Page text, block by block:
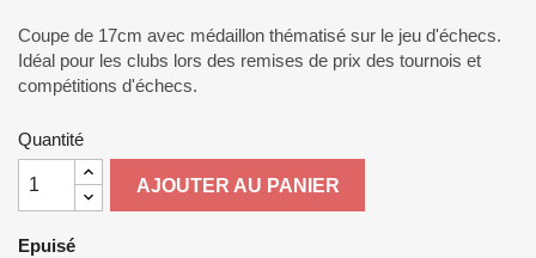
Coupe de 17cm avec médaillon thématisé sur le jeu d'échecs.
Idéal pour les clubs lors des remises de prix des tournois et
compétitions d'échecs.
Quantité
AJOUTER AU PANIER
Epuisé